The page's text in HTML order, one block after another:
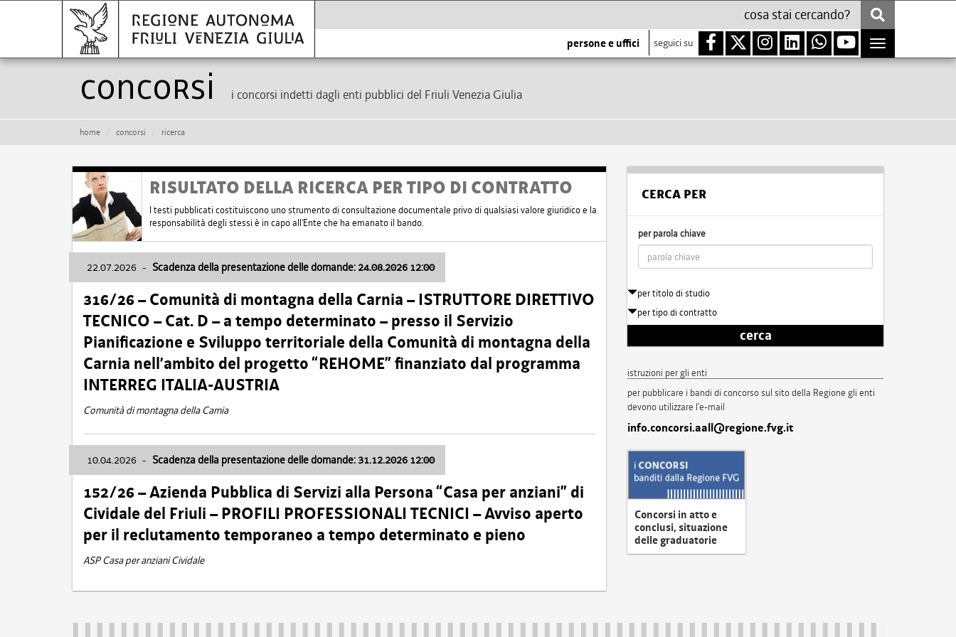
persone e uffici seguici su
Toggle
navigation
Concorsi i concorsi indetti dagli enti pubblici del Friuli Venezia Giulia
home concorsi ricerca
RISULTATO DELLA RICERCA PER TIPO DI CONTRATTO
I testi pubblicati costituiscono uno strumento di consultazione documentale privo di qualsiasi valore giuridico e la
responsabilità degli stessi è in capo all'Ente che ha emanato il bando.
22.07.2026 - Scadenza della presentazione delle domande: 24.08.2026 12:00
316/26 – Comunità di montagna della Carnia – ISTRUTTORE DIRETTIVO
TECNICO – Cat. D – a tempo determinato – presso il Servizio
Pianificazione e Sviluppo territoriale della Comunità di montagna della
Carnia nell’ambito del progetto “REHOME” finanziato dal programma
INTERREG ITALIA-AUSTRIA
Comunità di montagna della Carnia
10.04.2026 - Scadenza della presentazione delle domande: 31.12.2026 12:00
152/26 – Azienda Pubblica di Servizi alla Persona “Casa per anziani” di
Cividale del Friuli – PROFILI PROFESSIONALI TECNICI – Avviso aperto
per il reclutamento temporaneo a tempo determinato e pieno
ASP Casa per anziani Cividale
CERCA PER
per parola chiave
per titolo di studio
per tipo di contratto
cerca
istruzioni per gli enti
per pubblicare i bandi di concorso sul sito della Regione gli enti
devono utilizzare l'e-mail
info.concorsi.aall@regione.fvg.it
Concorsi in atto e
conclusi, situazione
delle graduatorie